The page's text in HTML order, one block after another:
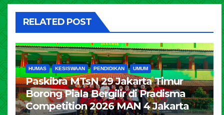
RELATED POST
HUMAS KESISWAAN PENDIDIKAN UMUM
Paskibra MTsN 29 Jakarta Timur
Borong Piala Bergilir di Pradisma
Competition 2026 MAN 4 Jakarta